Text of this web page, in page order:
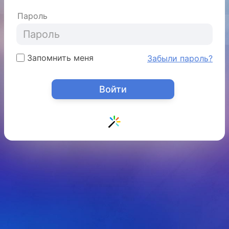
Пароль
Запомнить меня Забыли пароль?